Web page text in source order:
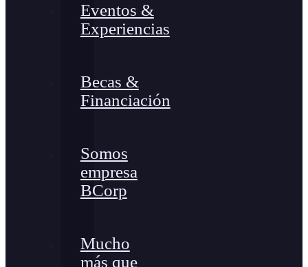
Eventos &
Experiencias
Becas &
Financiación
Somos
empresa
BCorp
Mucho
más que